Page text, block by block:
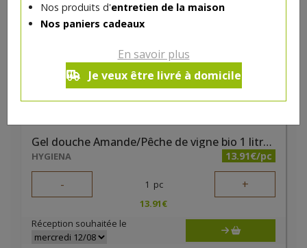
Nos produits d'entretien de la maison
Nos paniers cadeaux
En savoir plus
Je veux être livré à domicile
Gel douche Amande/Pêche de vigne bio 1 litre Natessence
HYGIENA 13.91€/pc
- 1 pc +
13.91€
Réception souhaitée le